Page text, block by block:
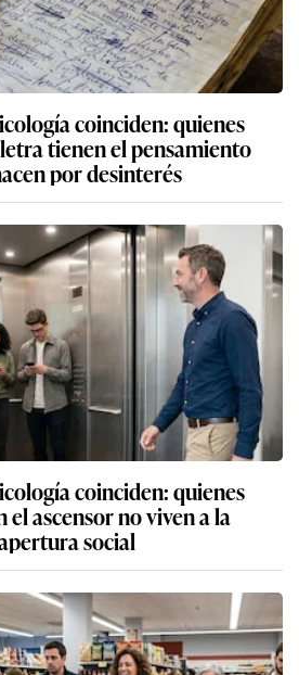
coinciden: quienes
tienen el pensamiento
por desinterés
coinciden: quienes
el ascensor no viven a la
social